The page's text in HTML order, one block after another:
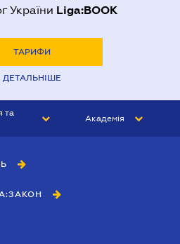
України Liga:BOOK
ТАРИФИ
ДЕТАЛЬНІШЕ
та
Академія